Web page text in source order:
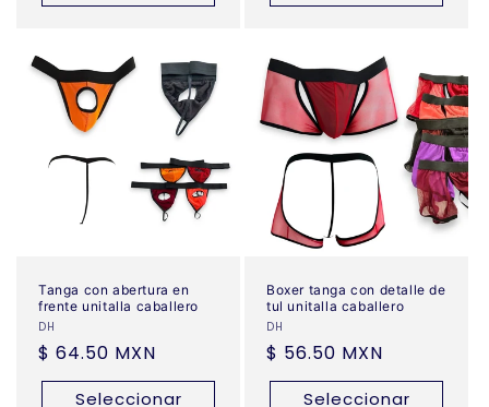
Tanga con abertura en
frente unitalla caballero
Proveedor:
DH
Precio
habitual
$ 64.50 MXN
Seleccionar
Boxer tanga con detalle de
tul unitalla caballero
Proveedor:
DH
Precio
habitual
$ 56.50 MXN
Seleccionar